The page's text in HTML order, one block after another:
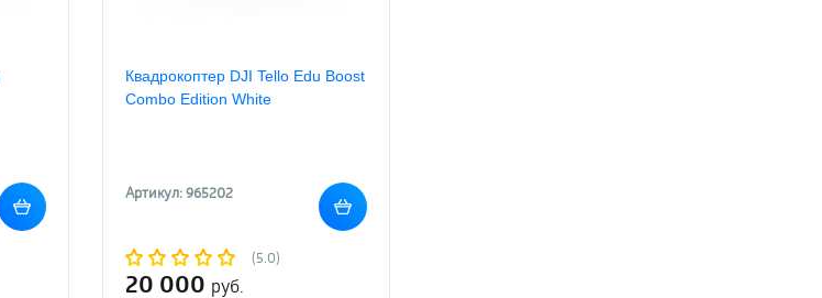
Квадрокоптер DJI Tello Edu Boost
Combo Edition White
Артикул: 965202
(5.0)
20 000 руб.